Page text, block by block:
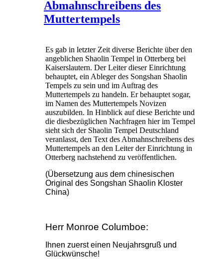
Abmahnschreibens des
Muttertempels
Es gab in letzter Zeit diverse Berichte über den
angeblichen Shaolin Tempel in Otterberg bei
Kaiserslautern. Der Leiter dieser Einrichtung
behauptet, ein Ableger des Songshan Shaolin
Tempels zu sein und im Auftrag des
Muttertempels zu handeln. Er behauptet sogar,
im Namen des Muttertempels Novizen
auszubilden. In Hinblick auf diese Berichte und
die diesbezüglichen Nachfragen hier im Tempel
sieht sich der Shaolin Tempel Deutschland
veranlasst, den Text des Abmahnschreibens des
Muttertempels an den Leiter der Einrichtung in
Otterberg nachstehend zu veröffentlichen.
(Übersetzung aus dem chinesischen
Original des Songshan Shaolin Kloster
China)
Herr Monroe Columboe:
Ihnen zuerst einen Neujahrsgruß und
Glückwünsche!